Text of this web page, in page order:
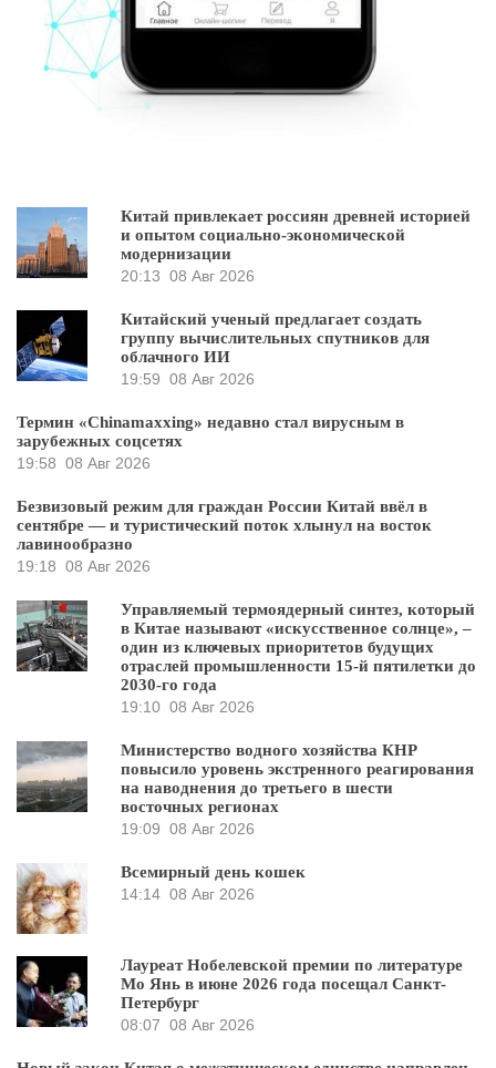
Китай привлекает россиян древней историей
и опытом социально-экономической
модернизации
20:13 08 Авг 2026
Китайский ученый предлагает создать
группу вычислительных спутников для
облачного ИИ
19:59 08 Авг 2026
Термин «Chinamaxxing» недавно стал вирусным в
зарубежных соцсетях
19:58 08 Авг 2026
Безвизовый режим для граждан России Китай ввёл в
сентябре — и туристический поток хлынул на восток
лавинообразно
19:18 08 Авг 2026
Управляемый термоядерный синтез, который
в Китае называют «искусственное солнце», –
один из ключевых приоритетов будущих
отраслей промышленности 15-й пятилетки до
2030-го года
19:10 08 Авг 2026
Министерство водного хозяйства КНР
повысило уровень экстренного реагирования
на наводнения до третьего в шести
восточных регионах
19:09 08 Авг 2026
Всемирный день кошек
14:14 08 Авг 2026
Лауреат Нобелевской премии по литературе
Мо Янь в июне 2026 года посещал Санкт-
Петербург
08:07 08 Авг 2026